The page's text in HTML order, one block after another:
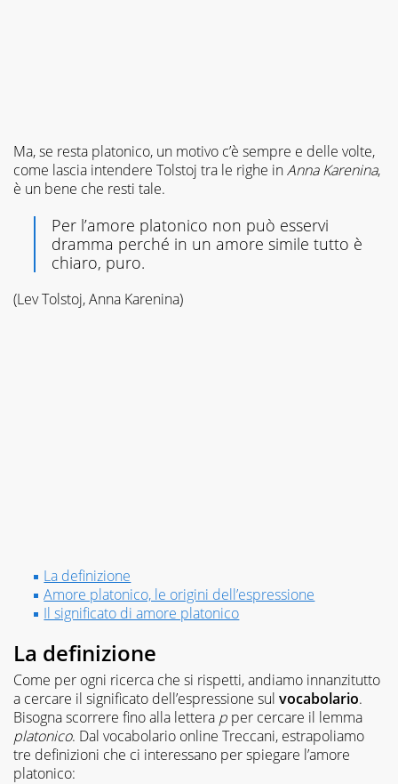
comunicazione
per
pura
Leggo,
indago
e
amo
giochi
fermata.
Ma, se resta platonico, un motivo c’è sempre e delle volte,
come lascia intendere Tolstoj tra le righe inAnna Karenina,
è un bene che resti tale.
Per l’amore platonico non può esservi
dramma perché in un amore simile tutto è
chiaro, puro.
(Lev Tolstoj, Anna Karenina)
La definizione
Amore platonico, le origini dell’espressione
Il significato di amore platonico
La definizione
Come per ogni ricerca che si rispetti, andiamo innanzitutto
a cercare il significato dell’espressione sul vocabolario.
Bisogna scorrere fino alla lettera p per cercare il lemma
platonico. Dal vocabolario online Treccani, estrapoliamo
tre definizioni che ci interessano per spiegare l’amore
platonico: